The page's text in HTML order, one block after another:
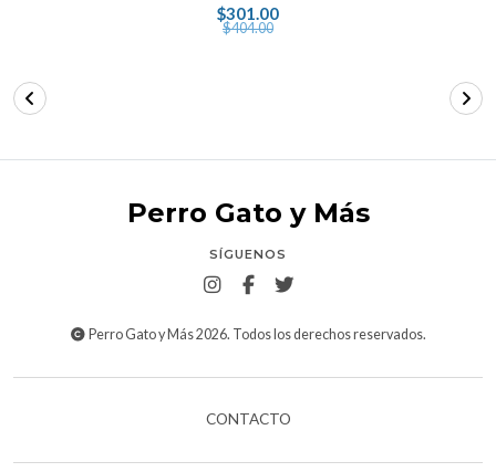
$301.00
$404.00
Perro Gato y Más
SÍGUENOS
Perro Gato y Más 2026. Todos los derechos reservados.
CONTACTO